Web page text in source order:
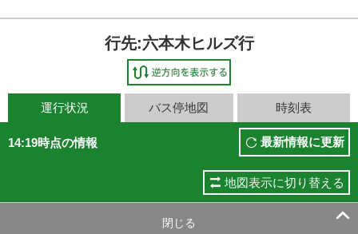
行先:六本木ヒルズ行
運行状況 バス停地図 時刻表
14:19時点の情報 最新情報に更新
地図表示に切り替える
閉じる 